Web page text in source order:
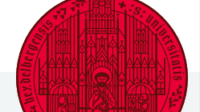
LINKS
ZUR
BARRIEREFREIHEIT
ZUM
HAUPTINHALT
HAUPTNAVIGATION
ÖFFNEN
WEBSEITENSUCHE
ÖFFNEN